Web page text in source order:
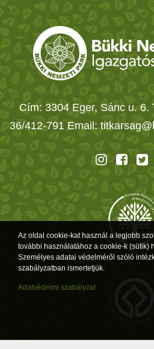
Cím: 3304 Eger, Sánc u. 6.
36/412-791 Email:
Az oldal cookie-kat használ a legjobb
további használatához a cookie-k (sütik)
Személyes adatai védelméről szóló
szabályzatban ismertetjük.
Adatvédelmi szabályzat